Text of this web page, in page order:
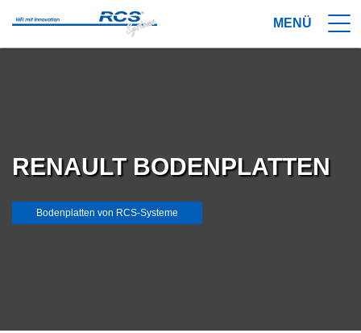
RENAULT BODENPLATTEN
Bodenplatten von RCS-Systeme